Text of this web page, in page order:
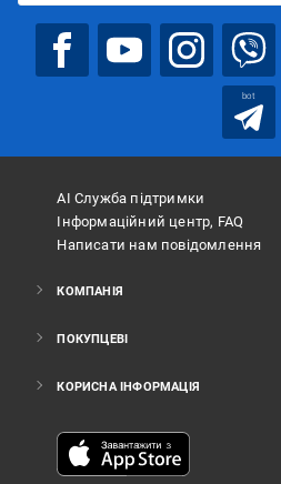
bot
АІ Служба підтримки
Інформаційний центр, FAQ
Написати нам повідомлення
КОМПАНІЯ
ПОКУПЦЕВІ
КОРИСНА ІНФОРМАЦІЯ